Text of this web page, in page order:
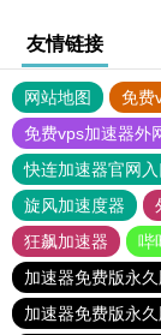
友情链接
网站地图 免费
免费vps加速器外
快连加速器官网入
旋风加速度器
狂飙加速器
哔
加速器免费版永
加速器免费版永